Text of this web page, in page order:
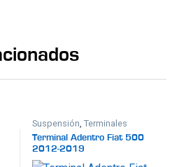
Suspensión ,Terminales
Terminal Adentro Fiat 500
2012-2019